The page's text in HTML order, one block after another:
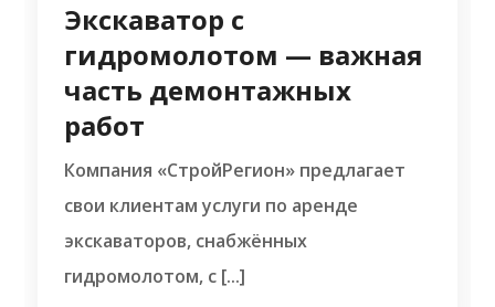
Экскаватор с
гидромолотом — важная
часть демонтажных
работ
Компания «СтройРегион» предлагает
свои клиентам услуги по аренде
экскаваторов, снабжённых
гидромолотом, с [...]